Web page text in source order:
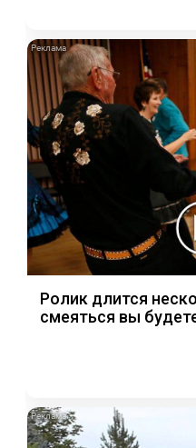
Ролик длится
смеяться вы